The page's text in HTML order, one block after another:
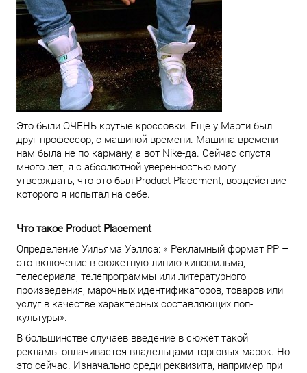
Это были ОЧЕНЬ крутые кроссовки. Еще у Марти был
друг профессор, с машиной времени. Машина времени
нам была не по карману, а вот Nike-да. Сейчас спустя
много лет, я с абсолютной уверенностью могу
утверждать, что это был Product Placement, воздействие
которого я испытал на себе.
Что такое Product Placement
Определение Уильяма Уэллса: « Рекламный формат PP –
это включение в сюжетную линию кинофильма,
телесериала, телепрограммы или литературного
произведения, марочных идентификаторов, товаров или
услуг в качестве характерных составляющих поп-
культуры».
В большинстве случаев введение в сюжет такой
рекламы оплачивается владельцами торговых марок. Но
это сейчас. Изначально среди реквизита, например при